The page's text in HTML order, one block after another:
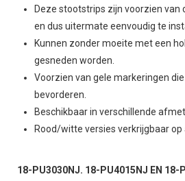
Deze stootstrips zijn voorzien van
en dus uitermate eenvoudig te
Kunnen zonder moeite met een
gesneden worden.
Voorzien van gele markeringen
bevorderen.
Beschikbaar in verschillende
Rood/witte versies verkrijgbaar op
18-PU3030NJ. 18-PU4015NJ EN 18-